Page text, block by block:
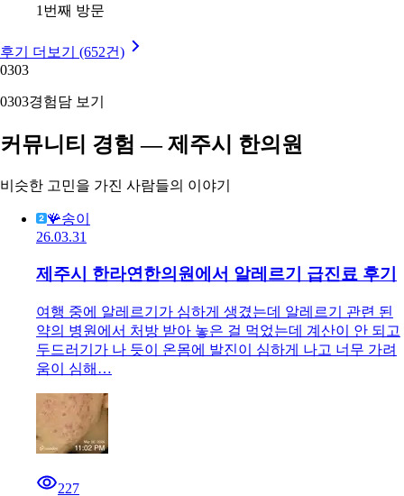
1번째 방문
후기 더보기 (652건)
0303
0303경험담 보기
커뮤니티 경험 — 제주시 한의원
비슷한 고민을 가진 사람들의 이야기
🪸송이
26.03.31
제주시 한라연한의원에서 알레르기 급진료 후기
여행 중에 알레르기가 심하게 생겼는데 알레르기 관련 된
약의 병원에서 처방 받아 놓은 걸 먹었는데 계산이 안 되고
두드러기가 나 듯이 온몸에 발진이 심하게 나고 너무 가려
움이 심해…
227